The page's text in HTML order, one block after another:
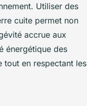
Utiliser des
cuite permet non
accrue aux
énergétique des
tout en respectant les